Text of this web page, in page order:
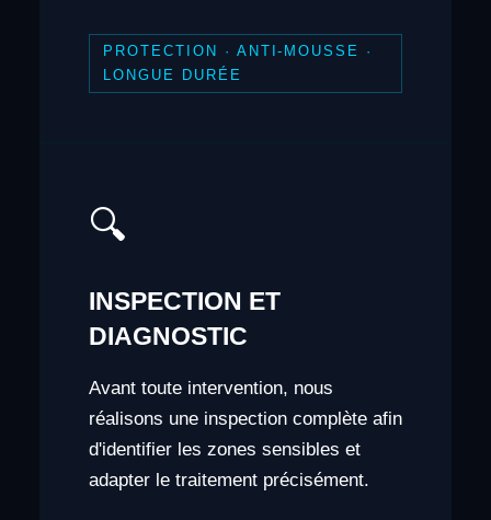
PROTECTION · ANTI-MOUSSE ·
LONGUE DURÉE
🔍
INSPECTION ET
DIAGNOSTIC
Avant toute intervention, nous
réalisons une inspection complète afin
d'identifier les zones sensibles et
adapter le traitement précisément.